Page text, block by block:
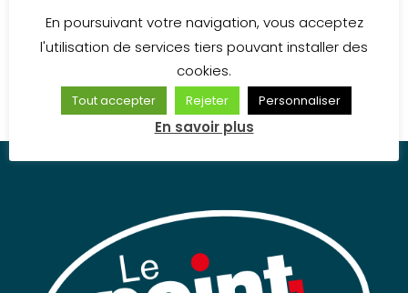
Fermetures SRT PRO Lorraine sur Facebook
En poursuivant votre navigation, vous acceptez
l'utilisation de services tiers pouvant installer des
cookies.
Tout accepter Rejeter Personnaliser
En savoir plus